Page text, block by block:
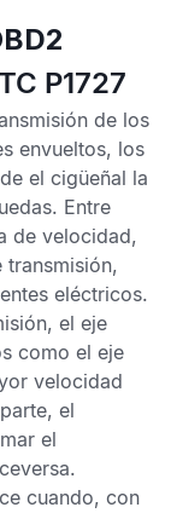
P1727
de los
envueltos, los
el cigüeñal la
Entre
de velocidad,
eléctricos.
el eje
como el eje
velocidad
el
el
cuando, con